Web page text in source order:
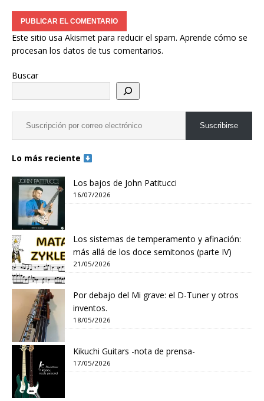
Este sitio usa Akismet para reducir el spam. Aprende cómo se
procesan los datos de tus comentarios.
Buscar
Suscribirse
Lo más reciente
Los bajos de John Patitucci
16/07/2026
Los sistemas de temperamento y afinación:
más allá de los doce semitonos (parte IV)
21/05/2026
Por debajo del Mi grave: el D-Tuner y otros
inventos.
18/05/2026
Kikuchi Guitars -nota de prensa-
17/05/2026